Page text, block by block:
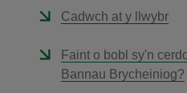
Cadwch at y llwybr
Faint o bobl sy'n
Bannau Brycheiniog?